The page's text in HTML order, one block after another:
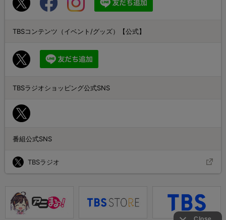
TBSコンテンツ（イベント/グッズ）【公式】
TBSラジオショッピング公式SNS
番組公式SNS
TBSラジオ